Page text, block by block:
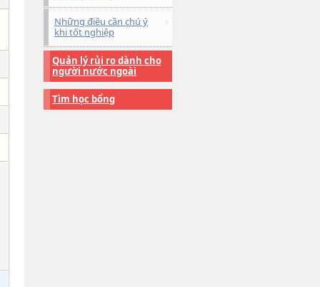
Những điều cần chú ý
khi tốt nghiệp
Quản lý rủi ro dành cho
người nước ngoài
Tìm học bổng